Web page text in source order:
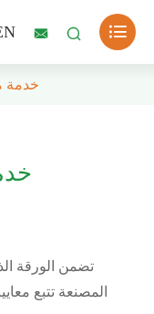
  
خدمة
تضمن الورقة
المصنعة تتبع